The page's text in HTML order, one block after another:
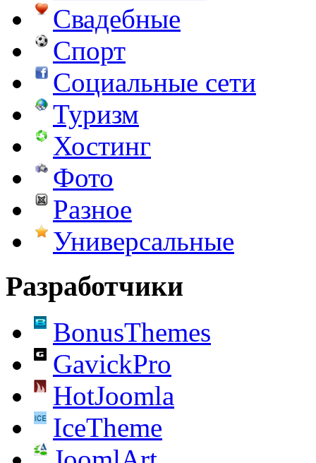
Свадебные
Спорт
Социальные сети
Туризм
Хостинг
Фото
Разное
Универсальные
Разработчики
BonusThemes
GavickPro
HotJoomla
IceTheme